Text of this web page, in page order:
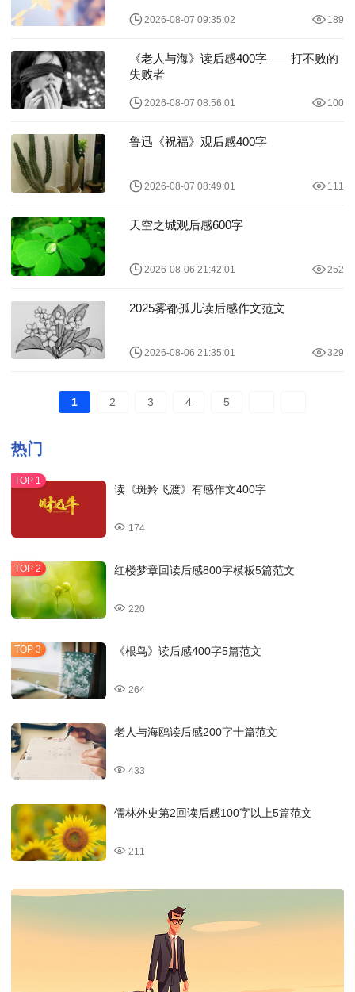
2026-08-07 09:35:02 189
《老人与海》读后感400字——打不败的
失败者
2026-08-07 08:56:01 100
鲁迅《祝福》观后感400字
2026-08-07 08:49:01 111
天空之城观后感600字
2026-08-06 21:42:01 252
2025雾都孤儿读后感作文范文
2026-08-06 21:35:01 329
1 2 3 4 5
热门
读《斑羚飞渡》有感作文400字
174
红楼梦章回读后感800字模板5篇范文
220
《根鸟》读后感400字5篇范文
264
老人与海鸥读后感200字十篇范文
433
儒林外史第2回读后感100字以上5篇范文
211